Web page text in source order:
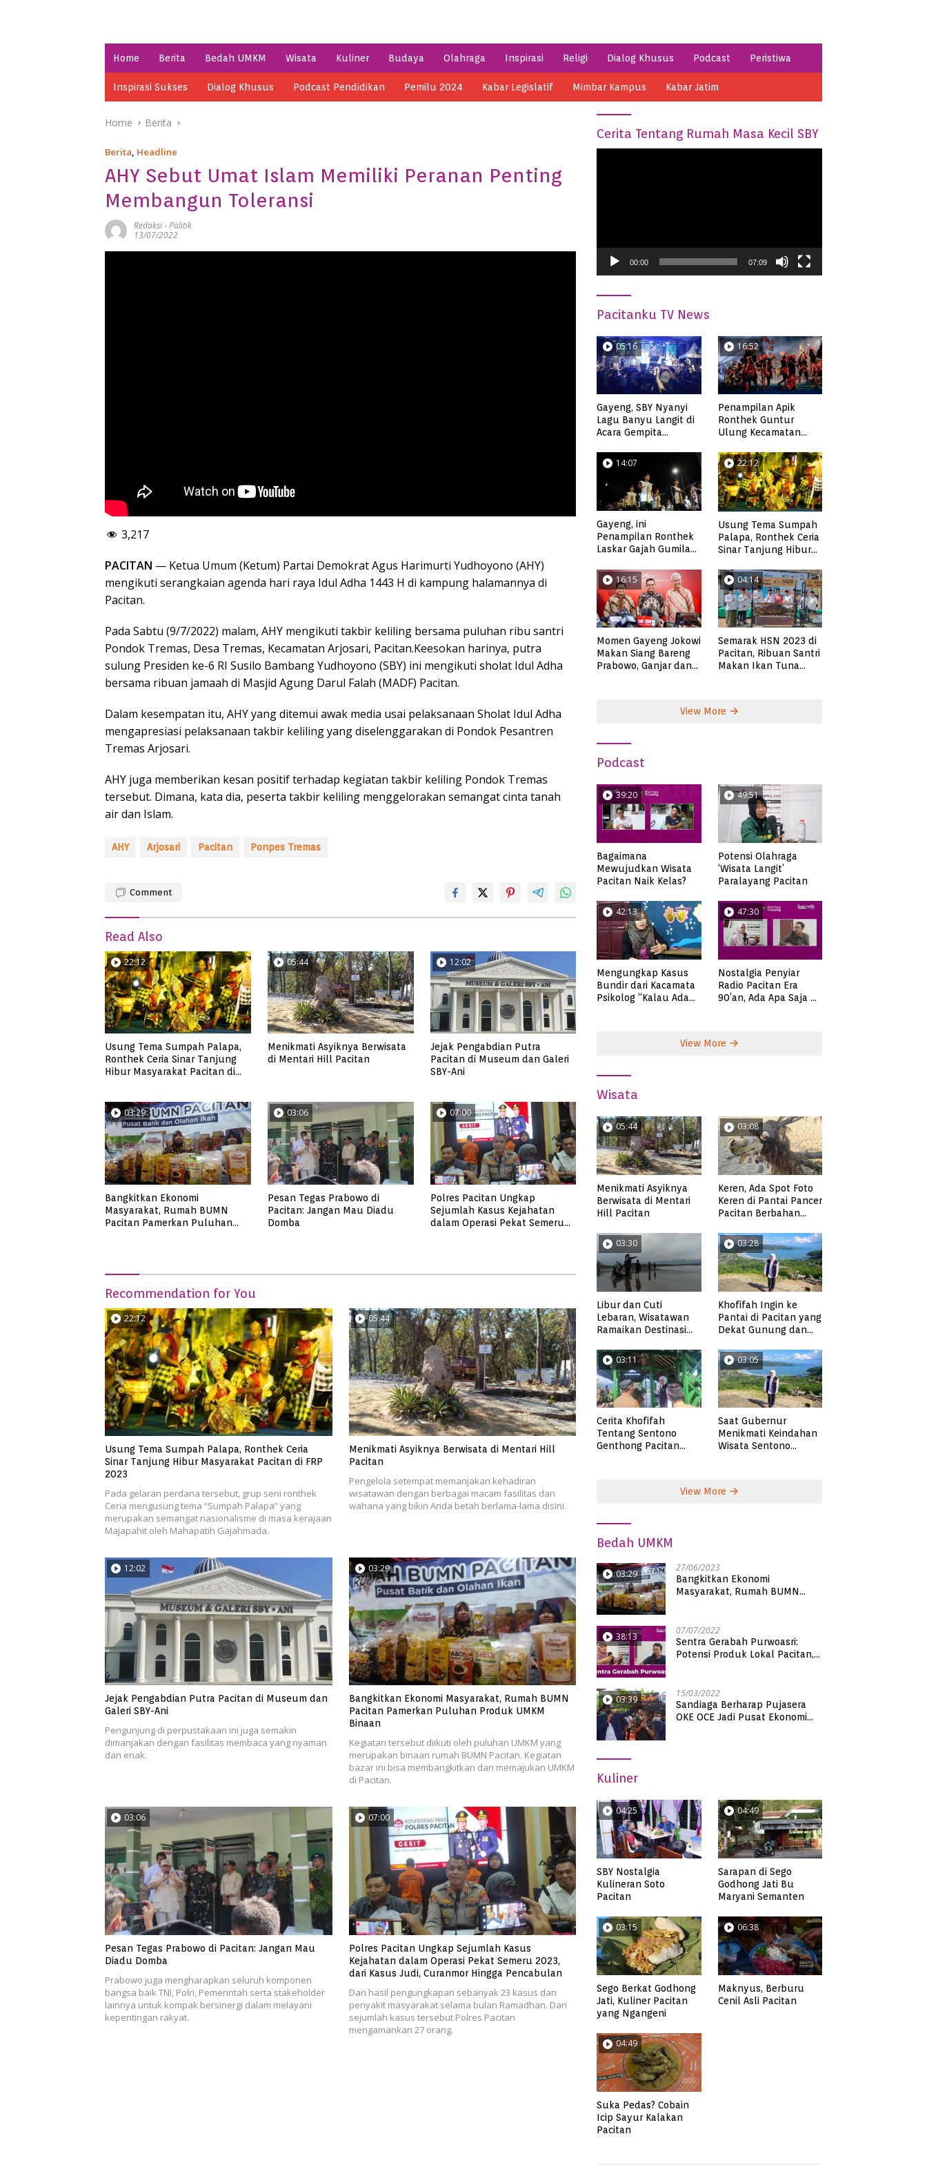
Home Berita Bedah UMKM Wisata Kuliner Budaya Olahraga Inspirasi Religi Dialog Khusus Podcast Peristiwa
Inspirasi Sukses Dialog Khusus Podcast Pendidikan Pemilu 2024 Kabar Legislatif Mimbar Kampus Kabar Jatim
Home Berita
Berita, Headline
AHY Sebut Umat Islam Memiliki Peranan Penting
Membangun Toleransi
Redaksi-Politik
13/07/2022
3,217
PACITAN — Ketua Umum (Ketum) Partai Demokrat Agus Harimurti Yudhoyono (AHY)
mengikuti serangkaian agenda hari raya Idul Adha 1443 H di kampung halamannya di
Pacitan.
Pada Sabtu (9/7/2022) malam, AHY mengikuti takbir keliling bersama puluhan ribu santri
Pondok Tremas, Desa Tremas, Kecamatan Arjosari, Pacitan.Keesokan harinya, putra
sulung Presiden ke-6 RI Susilo Bambang Yudhoyono (SBY) ini mengikuti sholat Idul Adha
bersama ribuan jamaah di Masjid Agung Darul Falah (MADF) Pacitan.
Dalam kesempatan itu, AHY yang ditemui awak media usai pelaksanaan Sholat Idul Adha
mengapresiasi pelaksanaan takbir keliling yang diselenggarakan di Pondok Pesantren
Tremas Arjosari.
AHY juga memberikan kesan positif terhadap kegiatan takbir keliling Pondok Tremas
tersebut. Dimana, kata dia, peserta takbir keliling menggelorakan semangat cinta tanah
air dan Islam.
AHY Arjosari Pacitan Ponpes Tremas
Comment
Read Also
22:12
Usung Tema Sumpah Palapa,
Ronthek Ceria Sinar Tanjung
Hibur Masyarakat Pacitan di
05:44
Menikmati Asyiknya Berwisata
di Mentari Hill Pacitan
12:02
Jejak Pengabdian Putra
Pacitan di Museum dan Galeri
SBY-Ani
03:29
Bangkitkan Ekonomi
Masyarakat, Rumah BUMN
Pacitan Pamerkan Puluhan
03:06
Pesan Tegas Prabowo di
Pacitan: Jangan Mau Diadu
Domba
07:00
Polres Pacitan Ungkap
Sejumlah Kasus Kejahatan
dalam Operasi Pekat Semeru
Recommendation for You
22:12
Usung Tema Sumpah Palapa, Ronthek Ceria
Sinar Tanjung Hibur Masyarakat Pacitan di FRP
2023
Pada gelaran perdana tersebut, grup seni ronthek
Ceria mengusung tema “Sumpah Palapa” yang
merupakan semangat nasionalisme di masa kerajaan
Majapahit oleh Mahapatih Gajahmada.
05:44
Menikmati Asyiknya Berwisata di Mentari Hill
Pacitan
Pengelola setempat memanjakan kehadiran
wisatawan dengan berbagai macam fasilitas dan
wahana yang bikin Anda betah berlama-lama disini.
12:02
Jejak Pengabdian Putra Pacitan di Museum dan
Galeri SBY-Ani
Pengunjung di perpustakaan ini juga semakin
dimanjakan dengan fasilitas membaca yang nyaman
dan enak.
03:29
Bangkitkan Ekonomi Masyarakat, Rumah BUMN
Pacitan Pamerkan Puluhan Produk UMKM
Binaan
Kegiatan tersebut diikuti oleh puluhan UMKM yang
merupakan binaan rumah BUMN Pacitan. Kegiatan
bazar ini bisa membangkitkan dan memajukan UMKM
di Pacitan.
03:06
Pesan Tegas Prabowo di Pacitan: Jangan Mau
Diadu Domba
Prabowo juga mengharapkan seluruh komponen
bangsa baik TNI, Polri, Pemerintah serta stakeholder
lainnya untuk kompak bersinergi dalam melayani
kepentingan rakyat.
07:00
Polres Pacitan Ungkap Sejumlah Kasus
Kejahatan dalam Operasi Pekat Semeru 2023,
dari Kasus Judi, Curanmor Hingga Pencabulan
Dari hasil pengungkapan sebanyak 23 kasus dan
penyakit masyarakat selama bulan Ramadhan. Dari
sejumlah kasus tersebut Polres Pacitan
mengamankan 27 orang.
Cerita Tentang Rumah Masa Kecil SBY
00:00 07:09
Pacitanku TV News
05:16
Gayeng, SBY Nyanyi
Lagu Banyu Langit di
Acara Gempita
16:52
Penampilan Apik
Ronthek Guntur
Ulung Kecamatan
14:07
Gayeng, ini
Penampilan Ronthek
Laskar Gajah Gumilap
22:12
Usung Tema Sumpah
Palapa, Ronthek Ceria
Sinar Tanjung Hibur
FRP 2023
16:15
Momen Gayeng Jokowi
Makan Siang Bareng
Prabowo, Ganjar dan
04:14
Semarak HSN 2023 di
Pacitan, Ribuan Santri
Makan Ikan Tuna
View More
Podcast
39:20
Bagaimana
Mewujudkan Wisata
Pacitan Naik Kelas?
49:51
Potensi Olahraga
‘Wisata Langit’
Paralayang Pacitan
42:13
Mengungkap Kasus
Bundir dari Kacamata
Psikolog “Kalau Ada
47:30
Nostalgia Penyiar
Radio Pacitan Era
90’an, Ada Apa Saja di
View More
Wisata
05:44
Menikmati Asyiknya
Berwisata di Mentari
Hill Pacitan
03:08
Keren, Ada Spot Foto
Keren di Pantai Pancer
Pacitan Berbahan
03:30
Libur dan Cuti
Lebaran, Wisatawan
Ramaikan Destinasi
03:28
Khofifah Ingin ke
Pantai di Pacitan yang
Dekat Gunung dan
Pangasan?
03:11
Cerita Khofifah
Tentang Sentono
Genthong Pacitan
03:05
Saat Gubernur
Menikmati Keindahan
Wisata Sentono
View More
Bedah UMKM
03:29 27/06/2023
Bangkitkan Ekonomi
Masyarakat, Rumah BUMN
38:13 07/07/2022
Sentra Gerabah Purwoasri:
Potensi Produk Lokal Pacitan,
03:39 15/03/2022
Sandiaga Berharap Pujasera
OKE OCE Jadi Pusat Ekonomi
Kuliner
04:25
SBY Nostalgia
Kulineran Soto
Pacitan
04:49
Sarapan di Sego
Godhong Jati Bu
Maryani Semanten
03:15
Sego Berkat Godhong
Jati, Kuliner Pacitan
yang Ngangeni
06:38
Maknyus, Berburu
Cenil Asli Pacitan
04:49
Suka Pedas? Cobain
Icip Sayur Kalakan
Pacitan